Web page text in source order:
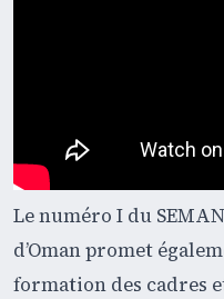
Le numéro I du
d’Oman promet
formation des cadres